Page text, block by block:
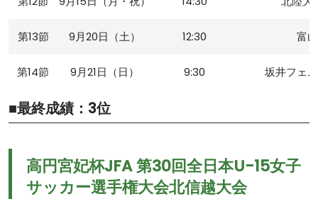
第13節 9月20日（土） 12:30 富
第14節 9月21日（日） 9:30 坂井フェ
■最終成績：3位
高円宮妃杯JFA 第30回全日本U-15女子
サッカー選手権大会北信越大会